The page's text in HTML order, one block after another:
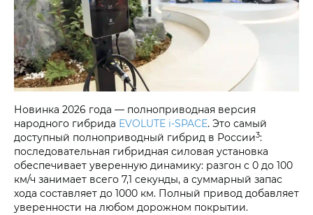
Новинка 2026 года — полноприводная версия
народного гибрида EVOLUTE i‑SPACE. Это самый
доступный полноприводный гибрид в России3:
последовательная гибридная силовая установка
обеспечивает уверенную динамику: разгон с 0 до 100
км/ч занимает всего 7,1 секунды, а суммарный запас
хода составляет до 1000 км. Полный привод добавляет
уверенности на любом дорожном покрытии.